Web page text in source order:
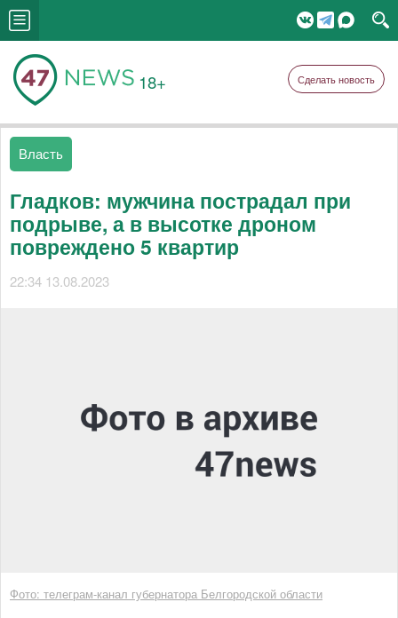
18+ Сделать новость
Власть
Гладков: мужчина пострадал при
подрыве, а в высотке дроном
повреждено 5 квартир
22:34 13.08.2023
Фото: телеграм-канал губернатора Белгородской области